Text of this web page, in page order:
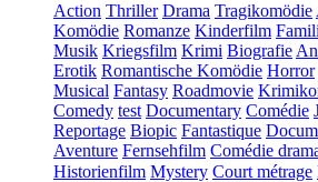
Action Thriller Drama Tragikomödie
Komödie Romanze Kinderfilm
Musik Kriegsfilm Krimi Biografie
Erotik Romantische Komödie Horror
Musical Fantasy Roadmovie
Comedy test Documentary Comédie
Reportage Biopic Fantastique
Aventure Fernsehfilm Comédie
Historienfilm Mystery Court métrage